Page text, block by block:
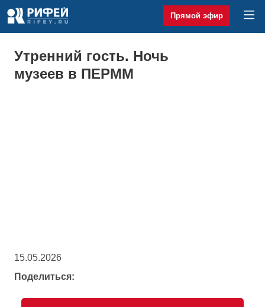
Прямой эфир
Утренний гость. Ночь
музеев в ПЕРММ
15.05.2026
Поделиться: